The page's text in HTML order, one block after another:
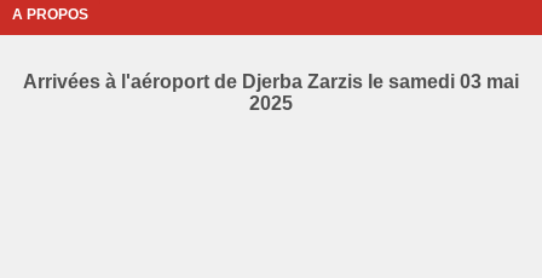
A PROPOS
Arrivées à l'aéroport de Djerba Zarzis le samedi 03 mai
2025